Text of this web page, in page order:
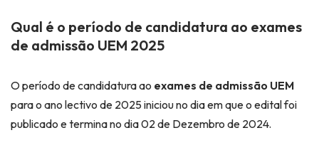
Qual é o período de candidatura ao exames
de admissão UEM 2025
O período de candidatura ao exames de admissão UEM
para o ano lectivo de 2025 iniciou no dia em que o edital foi
publicado e termina no dia 02 de Dezembro de 2024.